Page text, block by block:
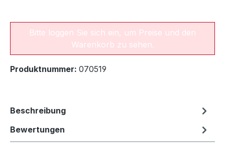
Bitte loggen Sie sich ein, um Preise und den
Warenkorb zu sehen.
Produktnummer: 070519
Beschreibung
Bewertungen